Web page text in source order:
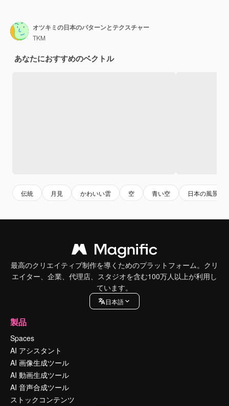
オツキミの日本のパターンとテクスチャー
TKM
あなたにおすすめのベクトル
伝統 月見 かわいい雲 空 青い空 日本の風景
最高のクリエイティブ制作を導くためのプラットフォーム。クリ
エイター、企業、代理店、スタジオを含む100万人以上が利用し
ています。
日本語
製品
Spaces
AI アシスタント
AI 画像生成ツール
AI 動画生成ツール
AI 音声合成ツール
ストックコンテンツ